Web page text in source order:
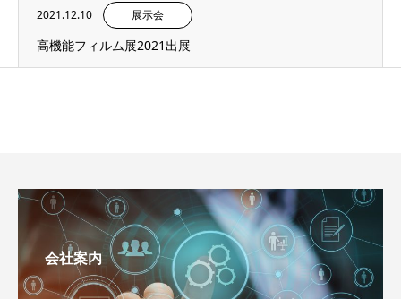
2021.12.10 展示会
高機能フィルム展2021出展
会社案内